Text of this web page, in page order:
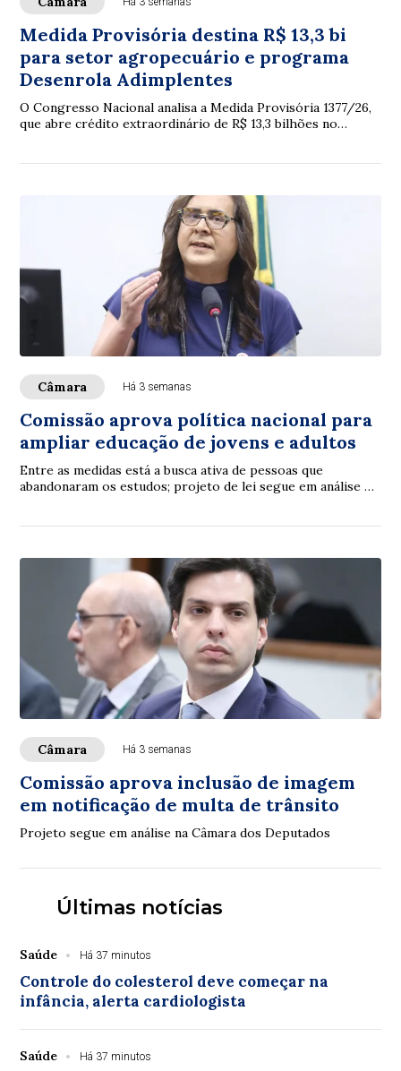
Medida Provisória destina R$ 13,3 bi
para setor agropecuário e programa
Desenrola Adimplentes
O Congresso Nacional analisa a Medida Provisória 1377/26,
que abre crédito extraordinário de R$ 13,3 bilhões no
Câmara Há 3 semanas
Comissão aprova política nacional para
ampliar educação de jovens e adultos
Entre as medidas está a busca ativa de pessoas que
abandonaram os estudos; projeto de lei segue em análise na
Câmara Há 3 semanas
Comissão aprova inclusão de imagem
em notificação de multa de trânsito
Projeto segue em análise na Câmara dos Deputados
Últimas notícias
Saúde Há 37 minutos
Controle do colesterol deve começar na
infância, alerta cardiologista
Saúde Há 37 minutos